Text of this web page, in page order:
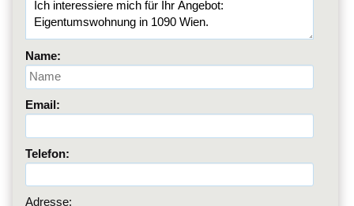
Name:
Email:
Telefon:
Adresse: